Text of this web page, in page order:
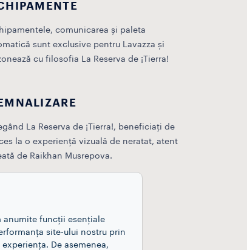
comunicarea și paleta
sunt exclusive pentru Lavazza și
cu filosofia La Reserva de ¡Tierra!
La Reserva de ¡Tierra!, beneficiați de
la o experiență vizuală de neratat, atent
de Raikhan Musrepova.
anumite funcții esențiale
site-ului nostru prin
De asemenea,